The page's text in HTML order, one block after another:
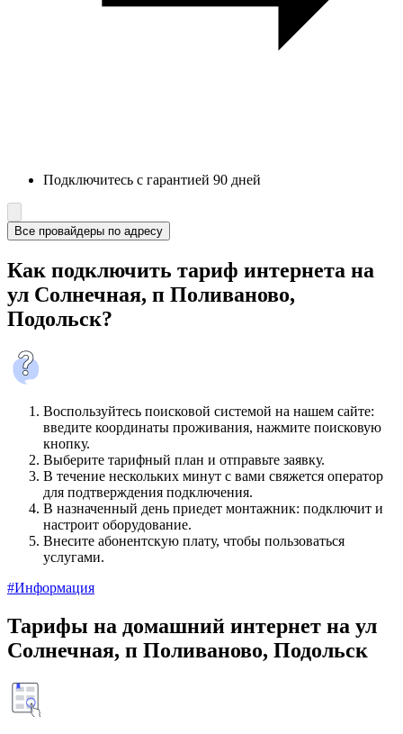
Подключитесь с гарантией 90 дней
Все провайдеры по адресу
Как подключить тариф интернета на
ул Солнечная, п Поливаново,
Подольск?
Воспользуйтесь поисковой системой на нашем сайте:
введите координаты проживания, нажмите поисковую
кнопку.
Выберите тарифный план и отправьте заявку.
В течение нескольких минут с вами свяжется оператор
для подтверждения подключения.
В назначенный день приедет монтажник: подключит и
настроит оборудование.
Внесите абонентскую плату, чтобы пользоваться
услугами.
#Информация
Тарифы на домашний интернет на ул
Солнечная, п Поливаново, Подольск